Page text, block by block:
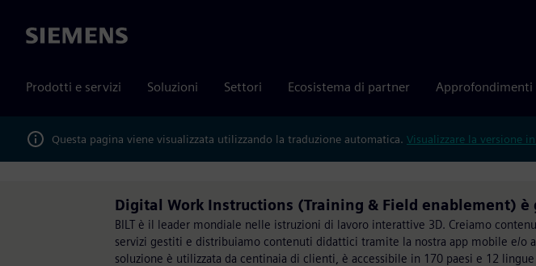
Siemens
Prodotti e servizi Soluzioni Settori Ecosistema di partner Approfondimenti
Questa pagina viene visualizzata utilizzando la traduzione automatica. Visualizzare la versione
Digital Work Instructions (Training & Field enablement) è
BILT è il leader mondiale nelle istruzioni di lavoro interattive 3D. Creiamo
servizi gestiti e distribuiamo contenuti didattici tramite la nostra app mobile e/o
soluzione è utilizzata da centinaia di clienti, è accessibile in 170 paesi e 12